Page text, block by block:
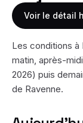
Voir le détail
Les conditions à
matin, après-
2026) puis
de Ravenne.